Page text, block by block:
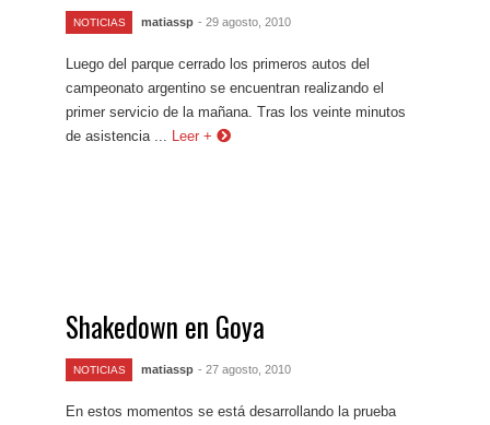
NOTICIAS matiassp - 29 agosto, 2010
Luego del parque cerrado los primeros autos del
campeonato argentino se encuentran realizando el
primer servicio de la mañana. Tras los veinte minutos
de asistencia ...
Leer +
Shakedown en Goya
NOTICIAS matiassp - 27 agosto, 2010
En estos momentos se está desarrollando la prueba